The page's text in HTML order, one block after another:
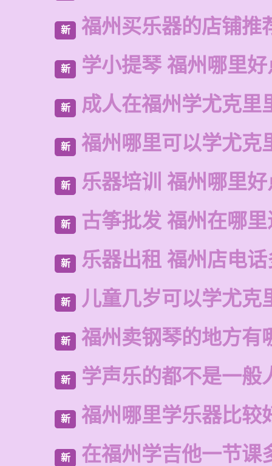
新 福州买乐器的店铺推
新 学小提琴 福州哪里
新 成人在福州学尤克里
新 福州哪里可以学尤克
新 乐器培训 福州哪里
新 古筝批发 福州在哪
新 乐器出租 福州店电
新 儿童几岁可以学尤克
新 福州卖钢琴的地方有
新 学声乐的都不是一般
新 福州哪里学乐器比较
新 在福州学吉他一节课